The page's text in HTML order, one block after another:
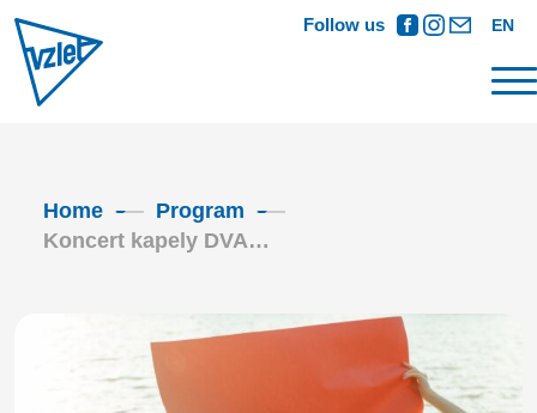
Follow us EN
Home
Program
Koncert kapely DVA…